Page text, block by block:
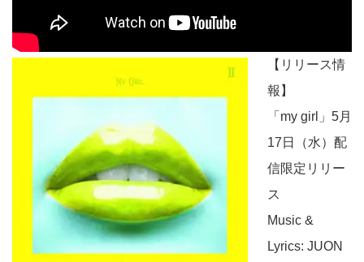
【リリース情
報】
「my girl」5月
17日（水）配
信限定リリー
ス
Music &
Lyrics: JUON